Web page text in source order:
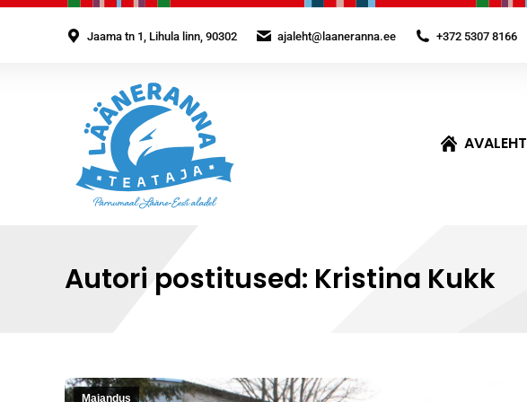
Jaama tn 1, Lihula linn, 90302 ajaleht@laaneranna.ee +372 5307 8166
AVALEHT
Autori postitused: Kristina Kukk
Majandus